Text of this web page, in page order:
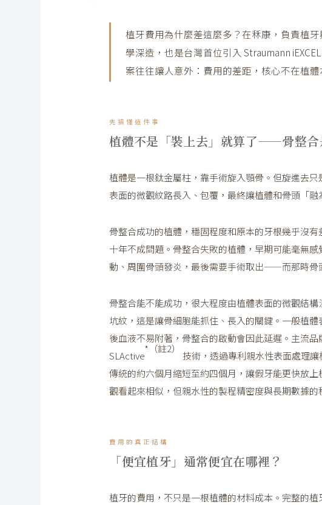
植牙費用為什麼差這麼多？在秝康，負責植
學深造，也是台灣首位引入 Straumann
案往往讓人意外：費用的差距，核心不在植
先搞懂這件事
植體不是「裝上去」就算了——骨整合
植體是一根鈦金屬柱，靠手術旋入顎骨。但旋進去
表面的微觀紋路長入、包覆，最終讓植體和骨頭「
骨整合成功的植體，穩固程度和原本的牙根幾乎沒
十年不成問題。骨整合失敗的植體，早期可能毫無
動、周圍骨頭發炎，最後需要手術取出——而那時骨
骨整合能不能成功，很大程度由植體表面的微觀結
坑紋，這是讓骨細胞能抓住、長入的關鍵。一般植
後血液不易附著，骨整合的啟動會因此延遲。主流
SLActive
*（註2）
技術，透過專利親水性表面處理
傳統的約六個月縮短至約四個月，讓假牙能更快放
觀看起來相似，但親水性的製程精密度與長期數據的
費用的真正結構
「便宜植牙」通常便宜在哪裡？
植牙的費用，不只是一根植體的材料成本。完整的植